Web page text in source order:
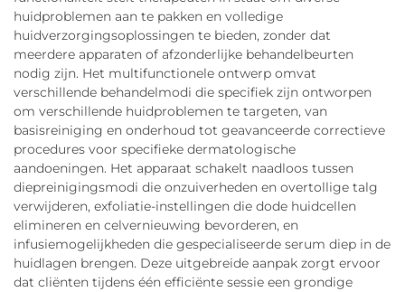
huidproblemen aan te pakken en volledige
huidverzorgingsoplossingen te bieden, zonder dat
meerdere apparaten of afzonderlijke behandelbeurten
nodig zijn. Het multifunctionele ontwerp omvat
verschillende behandelmodi die specifiek zijn ontworpen
om verschillende huidproblemen te targeten, van
basisreiniging en onderhoud tot geavanceerde correctieve
procedures voor specifieke dermatologische
aandoeningen. Het apparaat schakelt naadloos tussen
diepreinigingsmodi die onzuiverheden en overtollige talg
verwijderen, exfoliatie-instellingen die dode huidcellen
elimineren en celvernieuwing bevorderen, en
infusiemogelijkheden die gespecialiseerde serum diep in de
huidlagen brengen. Deze uitgebreide aanpak zorgt ervoor
dat cliënten tijdens één efficiënte sessie een grondige